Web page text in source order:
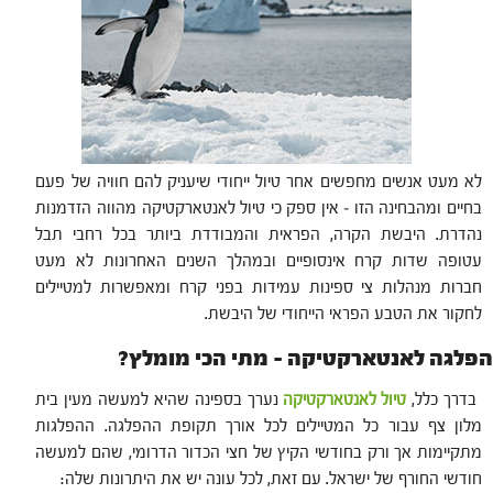
לא מעט אנשים מחפשים אחר טיול ייחודי שיעניק להם חוויה של פעם
בחיים ומהבחינה הזו – אין ספק כי טיול לאנטארקטיקה מהווה הזדמנות
נהדרת. היבשת הקרה, הפראית והמבודדת ביותר בכל רחבי תבל
עטופה שדות קרח אינסופיים ובמהלך השנים האחרונות לא מעט
חברות מנהלות צי ספינות עמידות בפני קרח ומאפשרות למטיילים
לחקור את הטבע הפראי הייחודי של היבשת.
הפלגה לאנטארקטיקה – מתי הכי מומלץ?
בדרך כלל, טיול לאנטארקטיקה נערך בספינה שהיא למעשה מעין בית
מלון צף עבור כל המטיילים לכל אורך תקופת ההפלגה. ההפלגות
מתקיימות אך ורק בחודשי הקיץ של חצי הכדור הדרומי, שהם למעשה
חודשי החורף של ישראל. עם זאת, לכל עונה יש את היתרונות שלה: